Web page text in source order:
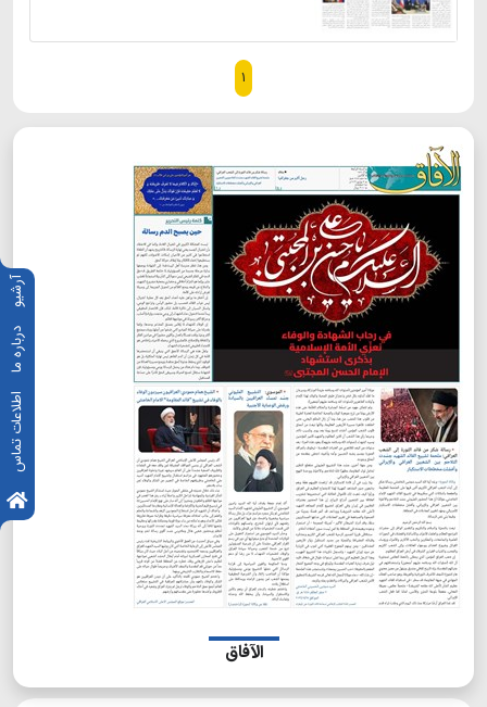
آرشیو
درباره ما
اطلاعات تماس
۱
الآفاق